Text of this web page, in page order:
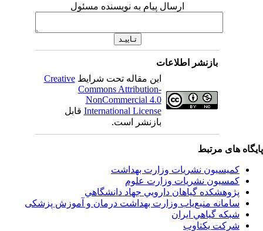
ارسال پیام به نویسنده مسئول
بازنشر اطلاعات
این مقاله تحت شرایط Creative
Commons Attribution-
NonCommercial 4.0
International Licenseقابل
بازنشر است.
های مرتبط
کمیسیون نشریات وزارت بهداشت
کمسیون نشریات وزارت علوم
پژوهشكده گياهان دارويي جهاد دانشگاهي
سامانه منبع‌ياب وزارت بهداشت درمان و آموزش پزشکی
شبكه گياهي ايران
شرکت یکتاوب